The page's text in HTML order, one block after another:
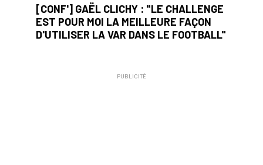
[CONF'] GAËL CLICHY : "LE CHALLENGE
EST POUR MOI LA MEILLEURE FAÇON
D'UTILISER LA VAR DANS LE FOOTBALL"
PUBLICITÉ